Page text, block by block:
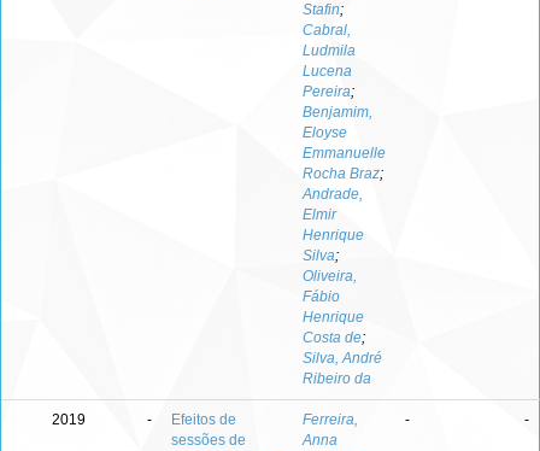
Stafin;
Cabral,
Ludmila
Lucena
Pereira;
Benjamim,
Eloyse
Emmanuelle
Rocha Braz;
Andrade,
Elmir
Henrique
Silva;
Oliveira,
Fábio
Henrique
Costa de;
Silva, André
Ribeiro da
2019 -
Efeitos de
sessões de
Ferreira,
Anna
- -